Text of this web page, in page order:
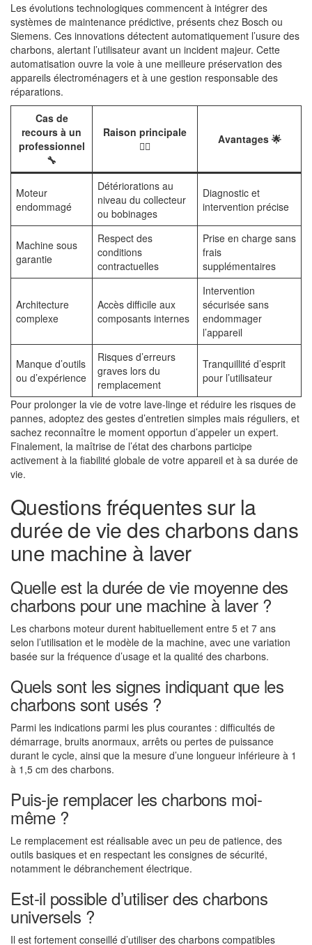
Les évolutions technologiques commencent à intégrer des
systèmes de maintenance prédictive, présents chez Bosch ou
Siemens. Ces innovations détectent automatiquement l’usure des
charbons, alertant l’utilisateur avant un incident majeur. Cette
automatisation ouvre la voie à une meilleure préservation des
appareils électroménagers et à une gestion responsable des
réparations.
Cas de
recours à un
professionnel
🔧
Raison principale
🕵️‍♂️
Avantages 🌟
Moteur
endommagé
Détériorations au
niveau du collecteur
ou bobinages
Diagnostic et
intervention précise
Machine sous
garantie
Respect des
conditions
contractuelles
Prise en charge sans
frais
supplémentaires
Architecture
complexe
Accès difficile aux
composants internes
Intervention
sécurisée sans
endommager
l’appareil
Manque d’outils
ou d’expérience
Risques d’erreurs
graves lors du
remplacement
Tranquillité d’esprit
pour l’utilisateur
Pour prolonger la vie de votre lave-linge et réduire les risques de
pannes, adoptez des gestes d’entretien simples mais réguliers, et
sachez reconnaître le moment opportun d’appeler un expert.
Finalement, la maîtrise de l’état des charbons participe
activement à la fiabilité globale de votre appareil et à sa durée de
vie.
Questions fréquentes sur la
durée de vie des charbons dans
une machine à laver
Quelle est la durée de vie moyenne des
charbons pour une machine à laver ?
Les charbons moteur durent habituellement entre 5 et 7 ans
selon l’utilisation et le modèle de la machine, avec une variation
basée sur la fréquence d’usage et la qualité des charbons.
Quels sont les signes indiquant que les
charbons sont usés ?
Parmi les indications parmi les plus courantes : difficultés de
démarrage, bruits anormaux, arrêts ou pertes de puissance
durant le cycle, ainsi que la mesure d’une longueur inférieure à 1
à 1,5 cm des charbons.
Puis-je remplacer les charbons moi-
même ?
Le remplacement est réalisable avec un peu de patience, des
outils basiques et en respectant les consignes de sécurité,
notamment le débranchement électrique.
Est-il possible d’utiliser des charbons
universels ?
Il est fortement conseillé d’utiliser des charbons compatibles